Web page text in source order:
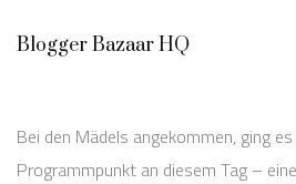
Blogger Bazaar HQ
Bei den Mädels angekommen, ging
Programmpunkt an diesem Tag –